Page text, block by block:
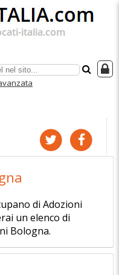
di Adozioni
un elenco di
Bologna.